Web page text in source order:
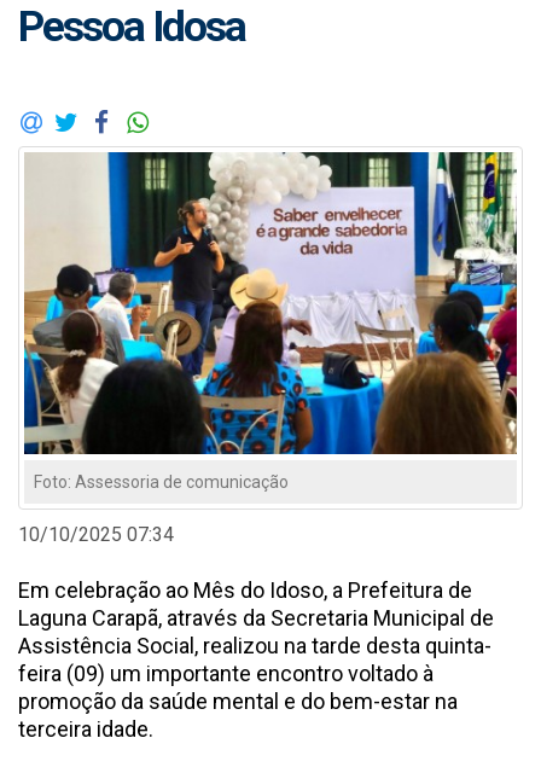
Pessoa Idosa
Foto: Assessoria de comunicação
10/10/2025 07:34
Em celebração ao Mês do Idoso, a Prefeitura de
Laguna Carapã, através da Secretaria Municipal de
Assistência Social, realizou na tarde desta quinta-
feira (09) um importante encontro voltado à
promoção da saúde mental e do bem-estar na
terceira idade.